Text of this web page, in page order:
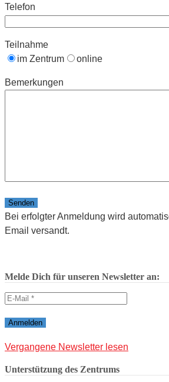
Telefon
Teilnahme
im Zentrum
online
Bemerkungen
Bitte lasse dieses Feld leer.
Bei erfolgter Anmeldung wird
Email versandt.
Melde Dich für unseren Newsletter an:
Vergangene Newsletter lesen
Unterstützung des Zentrums